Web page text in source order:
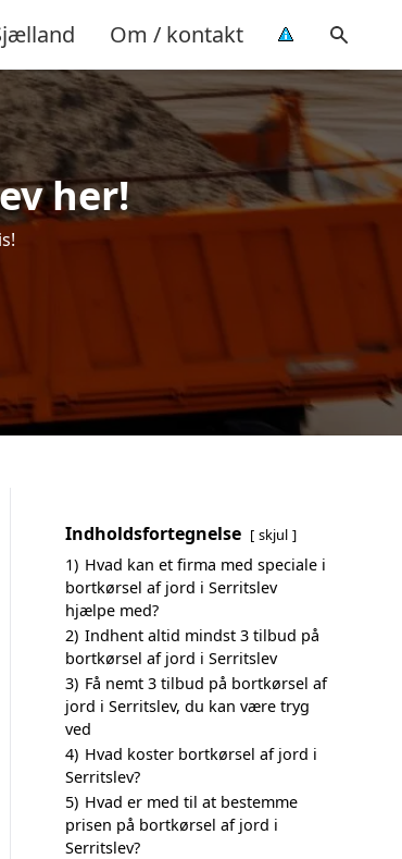
Om / kontakt
her!
Indholdsfortegnelse skjul
1) Hvad kan et firma med speciale i
bortkørsel af jord i Serritslev
hjælpe med?
2) Indhent altid mindst 3 tilbud på
bortkørsel af jord i Serritslev
3) Få nemt 3 tilbud på bortkørsel af
jord i Serritslev, du kan være tryg
ved
4) Hvad koster bortkørsel af jord i
Serritslev?
5) Hvad er med til at bestemme
prisen på bortkørsel af jord i
Serritslev?